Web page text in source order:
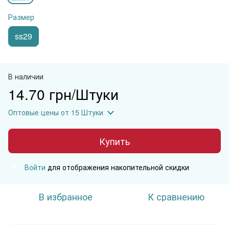
Размер
ss29
В наличии
14.70 грн/Штуки
Оптовые цены от 15 Штуки
Купить
Войти для отображения накопительной скидки
В избранное К сравнению